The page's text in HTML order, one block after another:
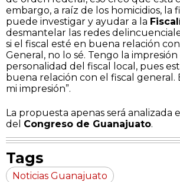
embargo, a raíz de los homicidios, la
puede investigar y ayudar a la
desmantelar las redes
si el fiscal esté en buena relación
General, no lo sé. Tengo la
personalidad del fiscal local, pues
buena relación con el fiscal general.
mi impresión”.
​La propuesta apenas será analizada
del Congreso de Guanajuato.
Tags
Noticias Guanajuato